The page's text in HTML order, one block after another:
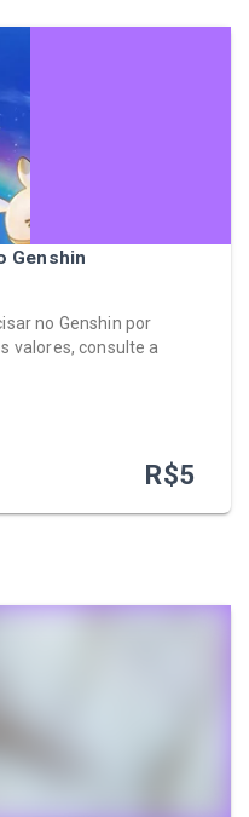
Genshin
no Genshin por
valores, consulte a
R$5